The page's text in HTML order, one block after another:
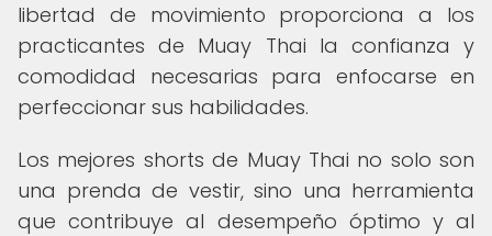
libertad de movimiento proporciona a los
practicantes de Muay Thai la confianza y
comodidad necesarias para enfocarse en
perfeccionar sus habilidades.
Los mejores shorts de Muay Thai no solo son
una prenda de vestir, sino una herramienta
que contribuye al desempeño óptimo y al